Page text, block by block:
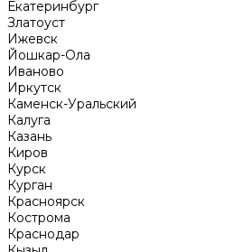
Екатеринбург
Златоуст
Ижевск
Йошкар-Ола
Иваново
Иркутск
Каменск-Уральский
Калуга
Казань
Киров
Курск
Курган
Красноярск
Кострома
Краснодар